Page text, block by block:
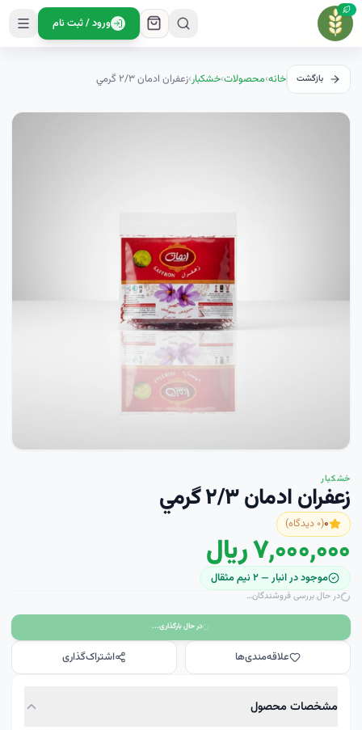
ورود / ثبت نام
بازگشت خانه›محصولات›خشکبار›زعفران ادمان ۲/۳ گرمي
خشکبار
زعفران ادمان ۲/۳ گرمي
۰(۰ دیدگاه)
۷٬۰۰۰٬۰۰۰ ریال
موجود در انبار —۲ نيم مثقال
در حال بررسی فروشندگان…
در حال بارگذاری...
علاقه‌مندی‌ها اشتراک‌گذاری
مشخصات محصول